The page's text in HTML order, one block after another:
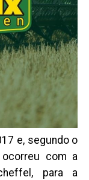
e, segundo o
com a
para a